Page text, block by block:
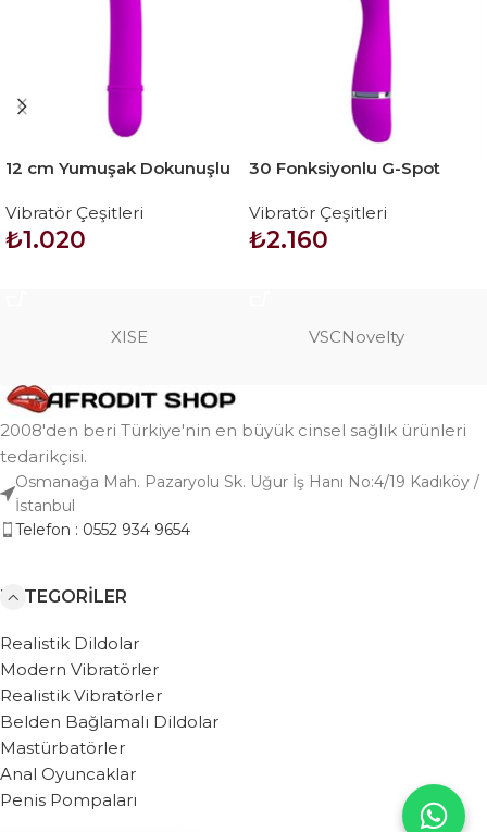
12 cm Yumuşak Dokunuşlu
Vibratör Çeşitleri
₺1.020
30 Fonksiyonlu G-Spot
Vibratör Dildo – Cvelyn
Vibratör Çeşitleri
₺2.160
XISE VSCNovelty
2008'den beri Türkiye'nin en büyük cinsel sağlık ürünleri
tedarikçisi.
Osmanağa Mah. Pazaryolu Sk. Uğur İş Hanı No:4/19 Kadıköy /
İstanbul
Telefon : 0552 934 9654
KATEGORILER
Realistik Dildolar
Modern Vibratörler
Realistik Vibratörler
Belden Bağlamalı Dildolar
Mastürbatörler
Anal Oyuncaklar
Penis Pompaları